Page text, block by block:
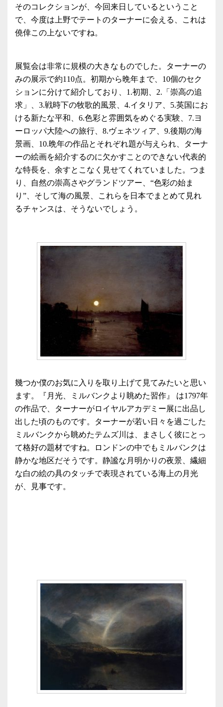
そのコレクションが、今回来日しているということ
で、今度は上野でテートのターナーに会える、これは
僥倖この上ないですね。
展覧会は非常に規模の大きなものでした。ターナーの
みの展示で約110点。初期から晩年まで、10個のセク
ションに分けて紹介しており、1.初期、2.「崇高の追
求」、3.戦時下の牧歌的風景、4.イタリア、5.英国にお
ける新たな平和、6.色彩と雰囲気をめぐる実験、7.ヨ
ーロッパ大陸への旅行、8.ヴェネツィア、9.後期の海
景画、10.晩年の作品とそれぞれ題が与えられ、ターナ
ーの絵画を紹介するのに欠かすことのできない代表的
な特長を、余すとこなく見せてくれていました。つま
り、自然の崇高さやグランドツアー、“色彩の始ま
り”、そして海の風景、これらを日本でまとめて見れ
るチャンスは、そうないでしょう。
幾つか僕のお気に入りを取り上げて見てみたいと思い
ます。『月光、ミルバンクより眺めた習作』 は1797年
の作品で、ターナーがロイヤルアカデミー展に出品し
出した頃のものです。ターナーが若い日々を過ごした
ミルバンクから眺めたテムズ川は、まさしく彼にとっ
て格好の題材ですね。ロンドンの中でもミルバンクは
静かな地区だそうです。静謐な月明かりの夜景、繊細
な白の絵の具のタッチで表現されている海上の月光
が、見事です。